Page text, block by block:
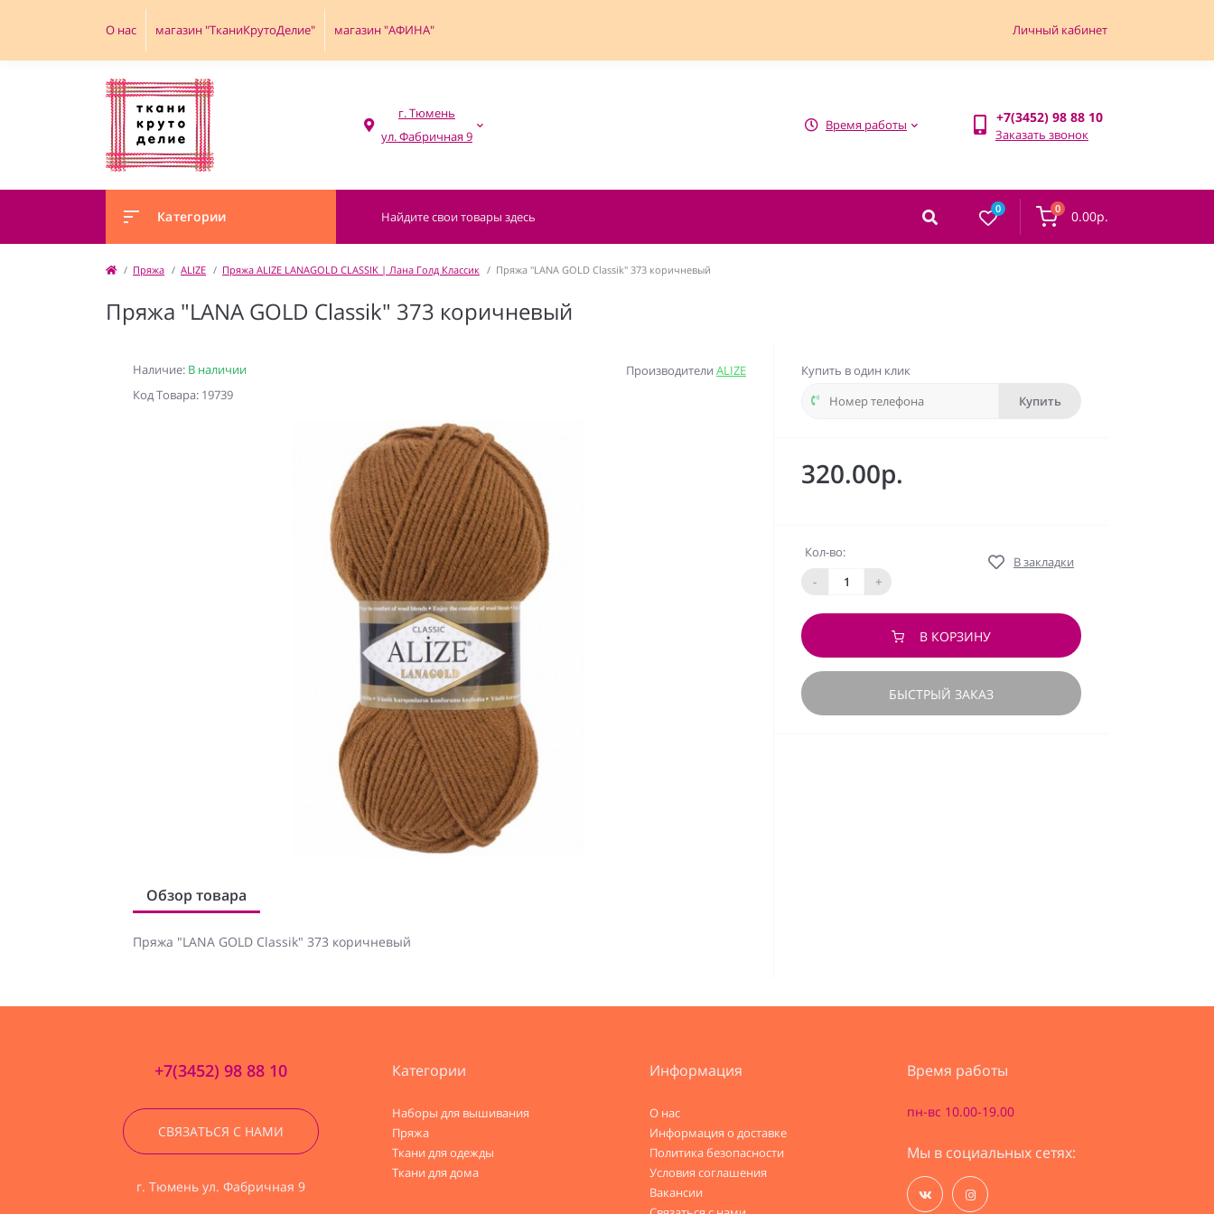
О нас магазин "ТканиКрутоДелие" магазин "АФИНА" Личный кабинет
г. Тюмень
Время работы +7(3452) 98 88 10
Заказать звонок
Категории 0 0 0.00р.
Пряжа ALIZE Пряжа ALIZE LANAGOLD CLASSIK | Лана Голд Классик Пряжа "LANA GOLD Classik" 373 коричневый
Пряжа "LANA GOLD Classik" 373 коричневый
Наличие: В наличии
Код Товара: 19739
Производители ALIZE
Обзор товара
Пряжа "LANA GOLD Classik" 373 коричневый
Купить в один клик
Купить
320.00р.
Кол-во:
-
+
В закладки
В КОРЗИНУ
БЫСТРЫЙ ЗАКАЗ
+7(3452) 98 88 10
СВЯЗАТЬСЯ С НАМИ
г. Тюмень ул. Фабричная 9
Категории
Наборы для вышивания
Пряжа
Ткани для одежды
Ткани для дома
Информация
О нас
Информация о доставке
Политика безопасности
Условия соглашения
Вакансии
Время работы
пн-вс 10.00-19.00
Мы в социальных сетях: